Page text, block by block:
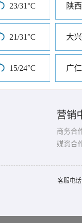
23/31°C 陕
21/31°C 大
15/24°C 广
营销
商务合
媒资合
客服电